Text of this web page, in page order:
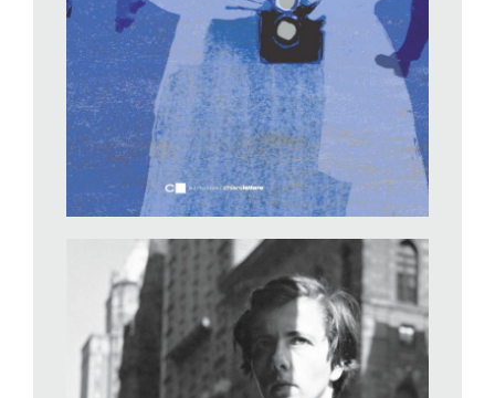
lascia dubbi: il piccino con le ginocchia sbucciate è per terra, la
mamma accorre, la tata sceglie l’inquadratura giusta per
riprendere entrambi.
Questo sapevamo finora di Vivian Maier, dopo aver visto il
documentario di Maloof&Siskel (nella collezione Feltrinelli Reel
Cinema). SottotitoloLa tata con la Rolleiflex
, per lancio una
frase di Alessandro Baricco: «Una storia troppo bella per
essere vera». Troppo bella anche per non ingolosire un
di Christina Hesselholdt. Da Neri Pozza è appena uscito
tuoi occhi solamente
di Francesca Diotallevi.
In copertina, Vivian Maier riflessa nello specchio con la
Rolleiflex, i capelli corti, il nasino all’insù che contrasta con la
corporatura imponente e mascolina. Quasi la stessa foto – un
cappello fa la differenza. Graficamente rielaborata nei toni